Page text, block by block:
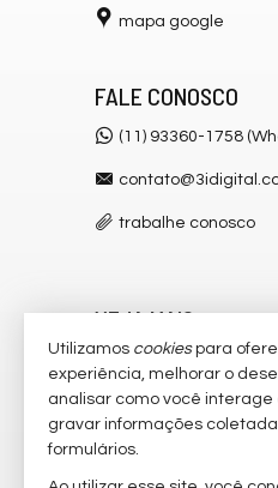
mapa google
FALE CONOSCO
(11) 93360-1758
trabalhe conosco
VEJA MAIS
receba nosso
cadastre seu imóvel
imóveis favoritos
Utilizamos cookiespara
experiência, melhorar o
analisar como você interage
gravar informações
formulários.